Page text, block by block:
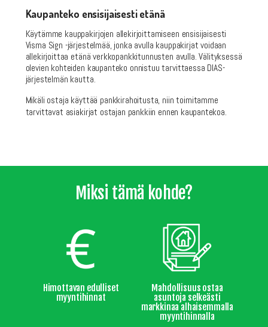
Kaupanteko ensisijaisesti etänä
Käytämme kauppakirjojen allekirjoittamiseen ensisijaisesti
Visma Sign -järjestelmää, jonka avulla kauppakirjat voidaan
allekirjoittaa etänä verkkopankkitunnusten avulla. Välityksessä
olevien kohteiden kaupanteko onnistuu tarvittaessa DIAS-
järjestelmän kautta.
Mikäli ostaja käyttää pankkirahoitusta, niin toimitamme
tarvittavat asiakirjat ostajan pankkiin ennen kaupantekoa.
Miksi tämä kohde?
Himottavan edulliset
myyntihinnat
Mahdollisuus ostaa
asuntoja selkeästi
markkinaa alhaisemmalla
myyntihinnalla